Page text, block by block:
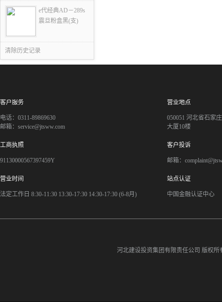
e代经典AD－289s
震旦粉盒黑(支)
清除历史记录
客户服务
电话：0311-89869630
邮箱：service@jtsww.com
营业地点
050051 河北省石家
大厦10楼
工商执照
91130000567397459Y
客户投诉
邮箱：
营业时间
法定工作日 8:30-11:30 13:30-17:30 14:30-17:30 (6-8月)
站点认证
中国金融认证中心
河北建设投资集团有限责任公司 版权所